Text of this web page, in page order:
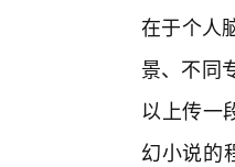
在于个人
景、不同
以上传一
幻小说的